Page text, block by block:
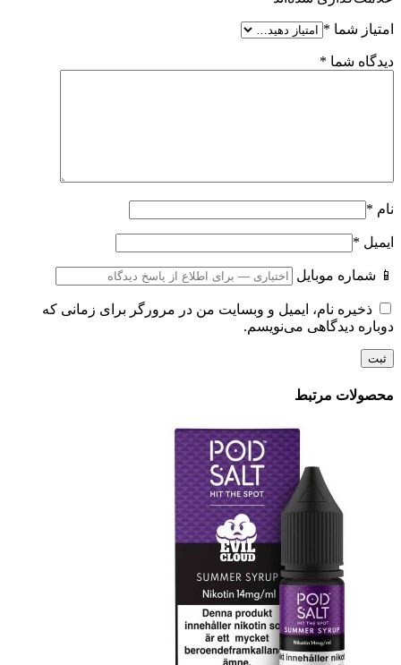
امتیاز شما *
دیدگاه شما *
نام *
ایمیل *
📱 شماره موبایل
ذخیره نام، ایمیل و وبسایت من در مرورگر برای زمانی که
دوباره دیدگاهی می‌نویسم.
محصولات مرتبط